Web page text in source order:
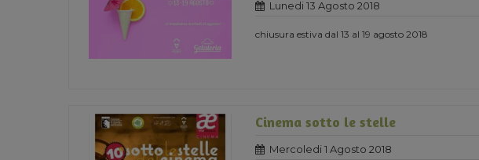
Lunedi 13 Agosto 2018
chiusura estiva dal 13 al 19 agosto 2018
Cinema sotto le stelle
Mercoledi 1 Agosto 2018